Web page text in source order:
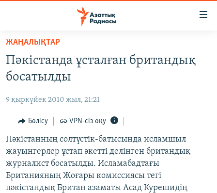
Skip
main
content
to
Navigation
Skip
to
Search
САЯСАТ
ҚАҢТАР ОҚИҒАСЫ
АДАМ ҚҰҚЫҚТАРЫ
ӘЛЕУМЕТ
ӘЛЕМ
АРНАЙЫ ЖОБАЛАР
ЖАҢАЛЫҚТАР
Пәкістанда ұсталған британдық
босатылды
9 қыркүйек 2010 жыл, 21:21
Бөлісу VPN-сіз оқу
Пәкістанның солтүстік-батысында исламшыл
жауынгерлер ұстап әкетті делінген британдық
журналист босатылды. Исламабадтағы
Британияның Жоғары комиссиясы тегі
пәкістандық Британ азаматы Асад Курешидің